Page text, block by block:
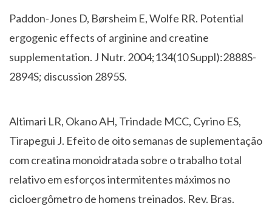
Paddon-Jones D, Børsheim E, Wolfe RR. Potential
ergogenic effects of arginine and creatine
supplementation. J Nutr. 2004;134(10 Suppl):2888S-
2894S; discussion 2895S.
Altimari LR, Okano AH, Trindade MCC, Cyrino ES,
Tirapegui J. Efeito de oito semanas de suplementação
com creatina monoidratada sobre o trabalho total
relativo em esforços intermitentes máximos no
cicloergômetro de homens treinados. Rev. Bras.